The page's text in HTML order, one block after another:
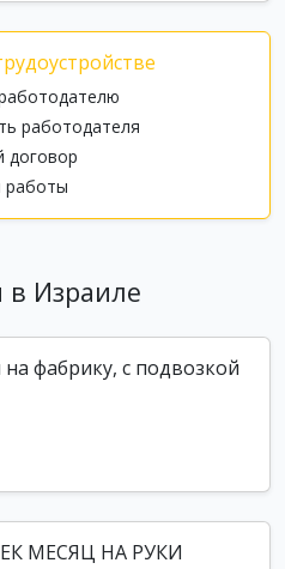
работодателя
договор
работы
в Израиле
фабрику, с подвозкой
МЕСЯЦ НА РУКИ